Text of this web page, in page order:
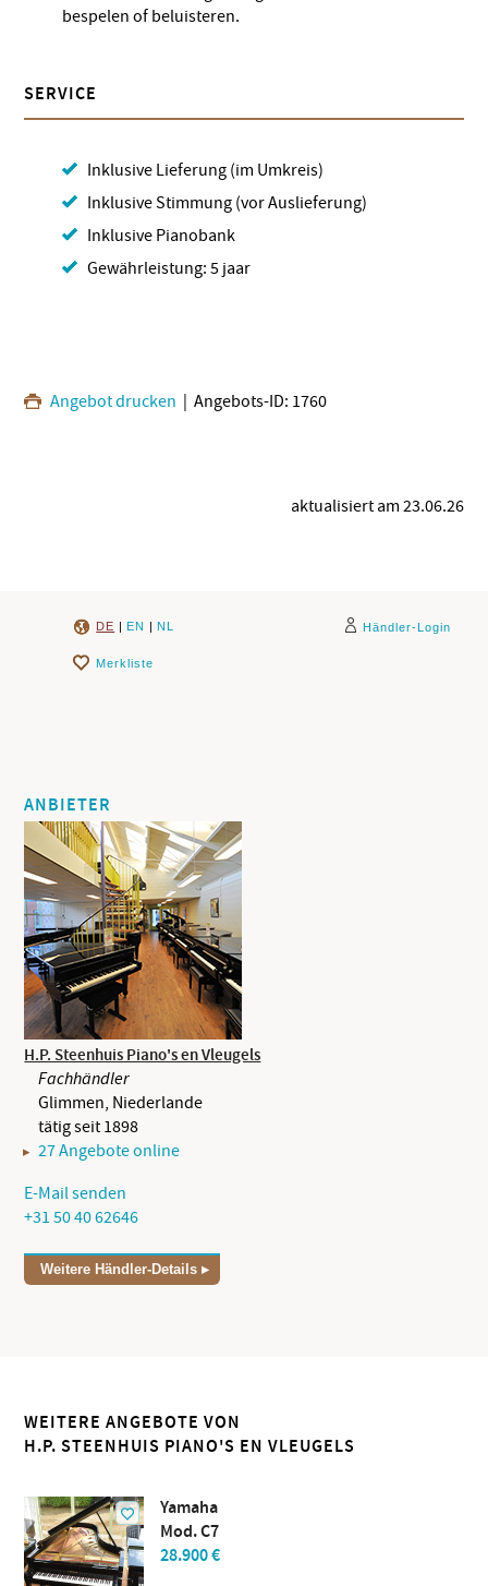
bespelen of beluisteren.
SERVICE
Inklusive Lieferung (im Umkreis)
Inklusive Stimmung (vor Auslieferung)
Inklusive Pianobank
Gewährleistung: 5 jaar
Angebot drucken | Angebots-ID: 1760
aktualisiert am 23.06.26
DE | EN | NL Händler-Login
Merkliste
ANBIETER
H.P. Steenhuis Piano's en Vleugels
Fachhändler
Glimmen, Niederlande
tätig seit 1898
27 Angebote online
E-Mail senden
+31 50 40 62646
Weitere Händler-Details
WEITERE ANGEBOTE VON
H.P. STEENHUIS PIANO'S EN VLEUGELS
Yamaha
Mod. C7
28.900 €